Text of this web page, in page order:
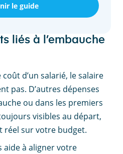
le guide
liés à l’embauche
d’un salarié, le salaire
pas. D’autres dépenses
ou dans les premiers
visibles au départ,
réel sur votre budget.
aide à aligner votre